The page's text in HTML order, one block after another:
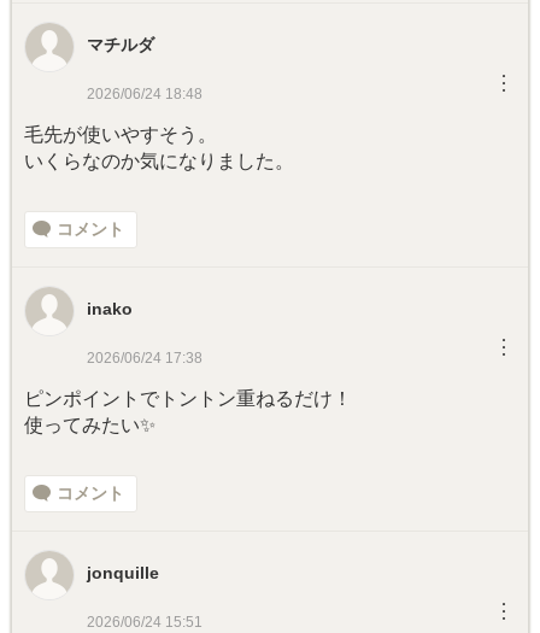
マチルダ
2026/06/24 18:48 ︙
毛先が使いやすそう。
いくらなのか気になりました。
コメント
inako
2026/06/24 17:38 ︙
ピンポイントでトントン重ねるだけ！
使ってみたい✨
コメント
jonquille
2026/06/24 15:51 ︙